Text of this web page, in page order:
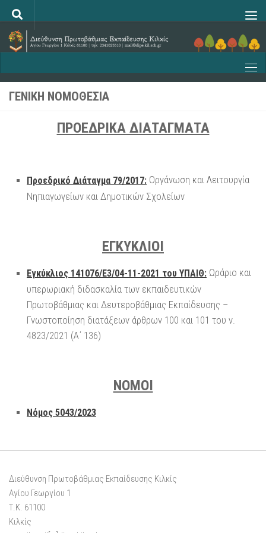
Skip to content
ΓΕΝΙΚΉ ΝΟΜΟΘΕΣΊΑ
ΠΡΟΕΔΡΙΚΑ ΔΙΑΤΑΓΜΑΤΑ
Προεδρικό Διάταγμα 79/2017: Οργάνωση και Λειτουργία
Νηπιαγωγείων και Δημοτικών Σχολείων
ΕΓΚΥΚΛΙΟΙ
Εγκύκλιος 141076/Ε3/04-11-2021 του ΥΠΑΙΘ: Ωράριο και
υπερωριακή διδασκαλία των εκπαιδευτικών
Πρωτοβάθμιας και Δευτεροβάθμιας Εκπαίδευσης –
Γνωστοποίηση διατάξεων άρθρων 100 και 101 του ν.
4823/2021 (Α΄ 136)
ΝΟΜΟΙ
Νόμος 5043/2023
Διεύθυνση Πρωτοβάθμιας Εκπαίδευσης Κιλκίς
Αγίου Γεωργίου 1
Τ.Κ. 61100
Κιλκίς